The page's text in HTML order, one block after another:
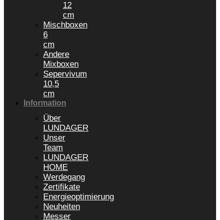
12
cm
Mischboxen
6
cm
Andere
Mixboxen
Sepervivum
10,5
cm
Information
Über
LUNDAGER
Unser
Team
LUNDAGER
HOME
Werdegang
Zertifikate
Energieoptimierung
Neuheiten
Messer